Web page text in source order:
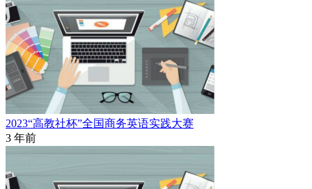
2023“高教社杯”全国商务英语实践大赛
3 年前